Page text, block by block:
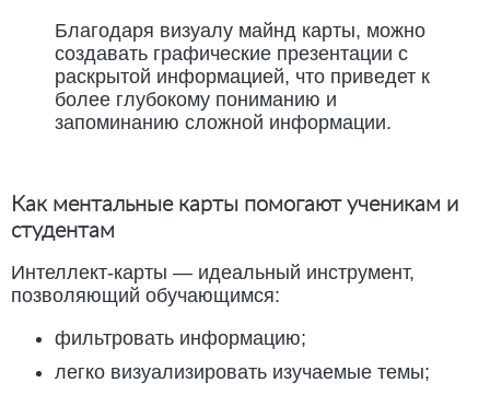
Благодаря визуалу майнд карты, можно
создавать графические презентации с
раскрытой информацией, что приведет к
более глубокому пониманию и
запоминанию сложной информации.
Как ментальные карты помогают ученикам и
студентам
Интеллект-карты — идеальный инструмент,
позволяющий обучающимся:
фильтровать информацию;
легко визуализировать изучаемые темы;